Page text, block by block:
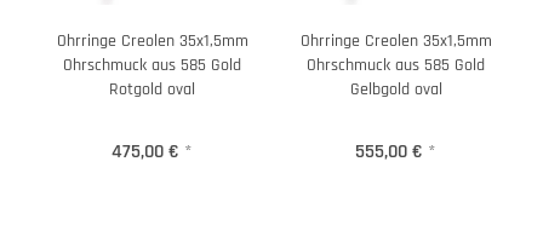
Ohrringe Creolen 35x1,5mm
Ohrschmuck aus 585 Gold
Rotgold oval
475,00 € *
Ohrringe Creolen 35x1,5mm
Ohrschmuck aus 585 Gold
Gelbgold oval
555,00 € *